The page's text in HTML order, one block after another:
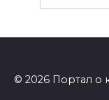
© 2026 Портал о